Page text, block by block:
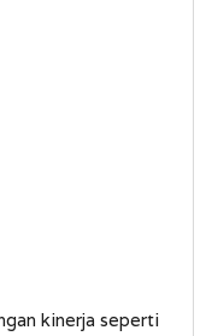
kinerja seperti